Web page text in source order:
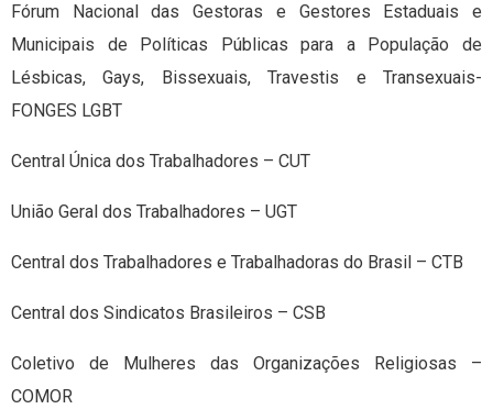
Fórum Nacional das Gestoras e Gestores Estaduais e
Municipais de Políticas Públicas para a População de
Lésbicas, Gays, Bissexuais, Travestis e Transexuais-
FONGES LGBT
Central Única dos Trabalhadores – CUT
União Geral dos Trabalhadores – UGT
Central dos Trabalhadores e Trabalhadoras do Brasil – CTB
Central dos Sindicatos Brasileiros – CSB
Coletivo de Mulheres das Organizações Religiosas –
COMOR